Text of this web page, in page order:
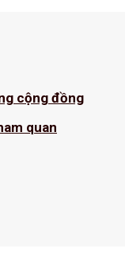
cộng đồng
quan